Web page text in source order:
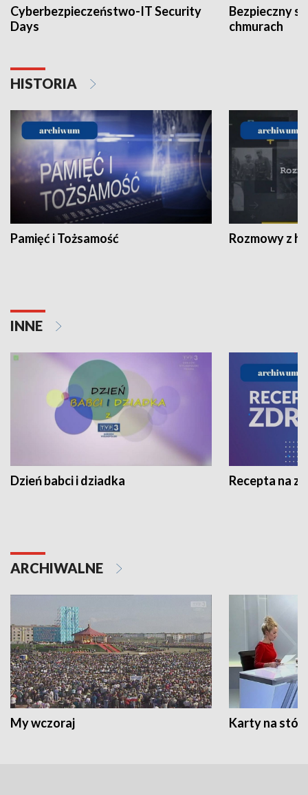
Cyberbezpieczeństwo-IT Security
Days
Bezpieczny
chmurach
HISTORIA
Pamięć i Tożsamość Rozmowy z
INNE
Dzień babci i dziadka Recepta na
ARCHIWALNE
My wczoraj Karty na